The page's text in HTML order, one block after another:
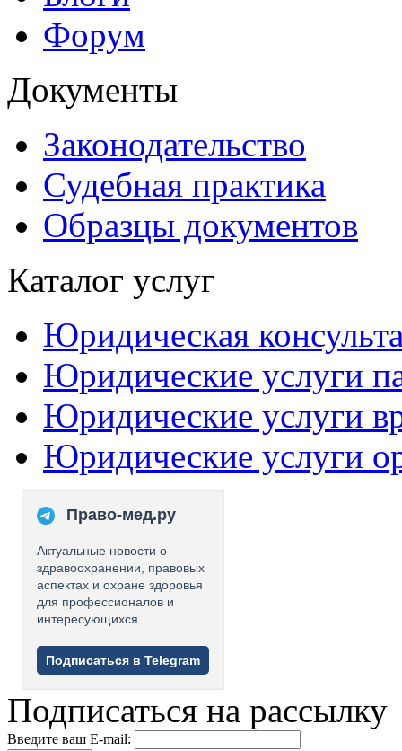
Форум
Документы
Законодательство
Судебная практика
Образцы документов
Каталог услуг
Юридическая
Юридические услуги
Юридические услуги
Юридические услуги
Право-мед.ру
Актуальные новости о
здравоохранении, правовых
аспектах и охране здоровья
для профессионалов и
интересующихся
Подписаться в Telegram
Подписаться на рассылку
Введите ваш E-mail: